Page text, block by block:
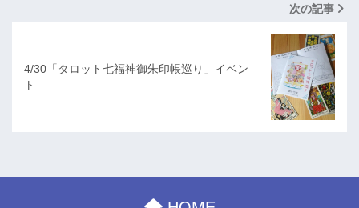
次の記事
4/30「タロット七福神御朱印帳巡り」イベン
ト